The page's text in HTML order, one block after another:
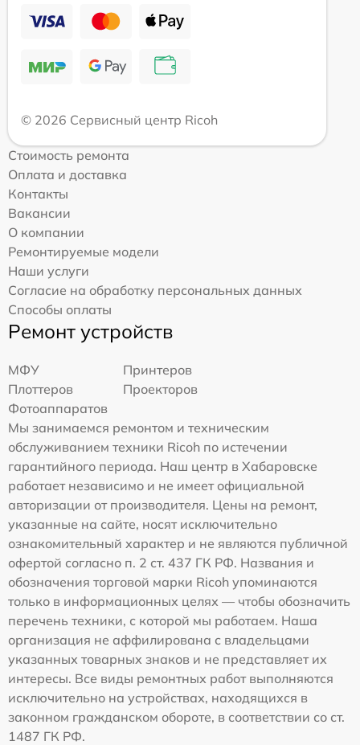
© 2026 Сервисный центр Ricoh
Стоимость ремонта
Оплата и доставка
Контакты
Вакансии
О компании
Ремонтируемые модели
Наши услуги
Согласие на обработку персональных данных
Способы оплаты
Ремонт устройств
МФУ
Принтеров
Плоттеров
Проекторов
Фотоаппаратов
Мы занимаемся ремонтом и техническим
обслуживанием техники Ricoh по истечении
гарантийного периода. Наш центр в Хабаровске
работает независимо и не имеет официальной
авторизации от производителя. Цены на ремонт,
указанные на сайте, носят исключительно
ознакомительный характер и не являются публичной
офертой согласно п. 2 ст. 437 ГК РФ. Названия и
обозначения торговой марки Ricoh упоминаются
только в информационных целях — чтобы обозначить
перечень техники, с которой мы работаем. Наша
организация не аффилирована с владельцами
указанных товарных знаков и не представляет их
интересы. Все виды ремонтных работ выполняются
исключительно на устройствах, находящихся в
законном гражданском обороте, в соответствии со ст.
1487 ГК РФ.